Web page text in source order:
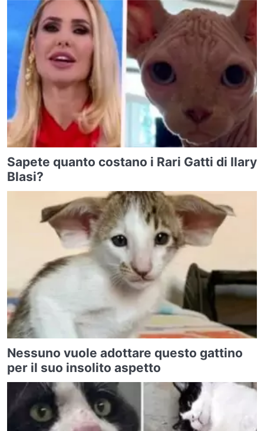
Sapete quanto costano i Rari Gatti di Ilary
Blasi?
Nessuno vuole adottare questo gattino
per il suo insolito aspetto